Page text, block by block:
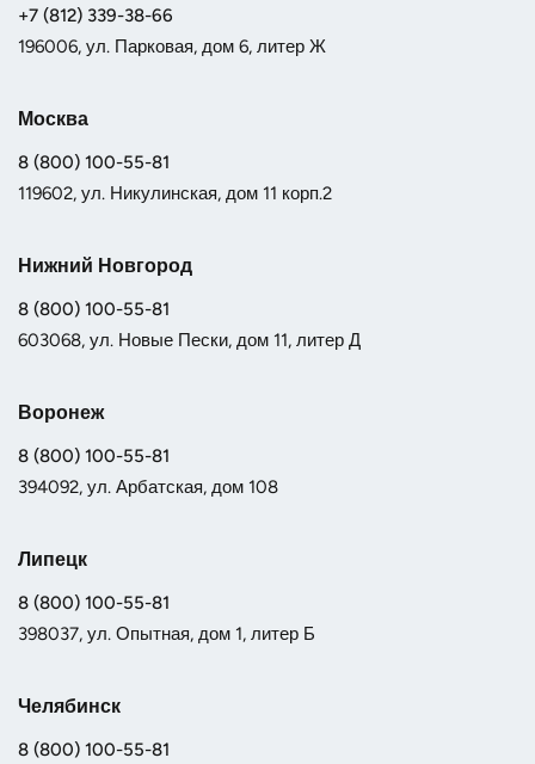
+7 (812) 339-38-66
196006, ул. Парковая, дом 6, литер Ж
Москва
8 (800) 100-55-81
119602, ул. Никулинская, дом 11 корп.2
Нижний Новгород
8 (800) 100-55-81
603068, ул. Новые Пески, дом 11, литер Д
Воронеж
8 (800) 100-55-81
394092, ул. Арбатская, дом 108
Липецк
8 (800) 100-55-81
398037, ул. Опытная, дом 1, литер Б
Челябинск
8 (800) 100-55-81